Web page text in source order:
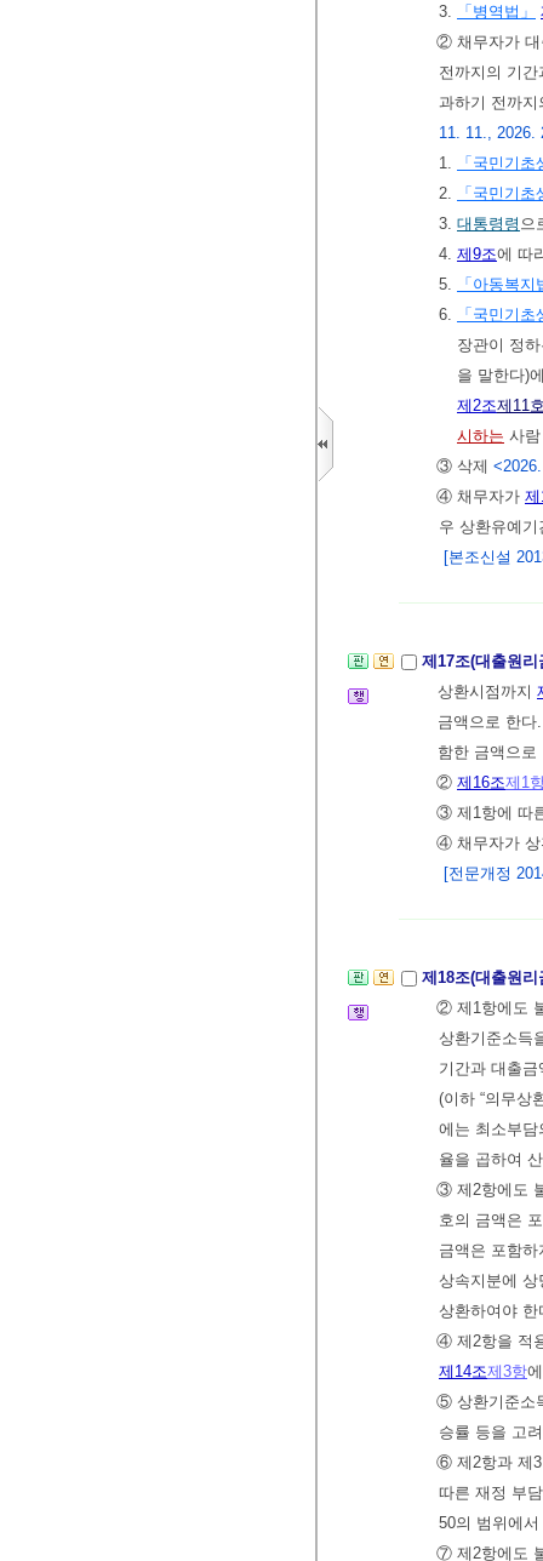
3. 「병역법」
② 채무자가 대
전까지의 기
과하기 전까
11. 11., 2026.
1.
「국민기
2.
「국민기
3. 대통령령 으
4. 제9조에 따
5.
「아동복지
6.
「국민기
장관이 정
을 말한다)
제2조제11
시하는 사람
③ 삭제
④ 채무자가
우 상환유예
[본조신설
제17조(대출원
상환시점까지
금액으로 한
함한 금액으로
② 제16조제1
③ 제1항에 따
④ 채무자가 상
[전문개정
제18조(대출원
② 제1항에도
상환기준소득
기간과 대출
(이하 “의무상
에는 최소부
율을 곱하여
③ 제2항에도
호의 금액은
금액은 포함
상속지분에
상환하여야 한
④ 제2항을 적
제14조제3항
⑤ 상환기준소
승률 등을 고
⑥ 제2항과 제3
따른 재정 부
50의 범위에서
⑦ 제2항에도